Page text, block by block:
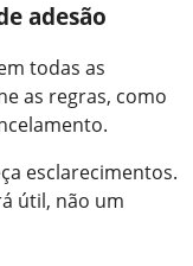
adesão
todas as
as regras, como
esclarecimentos.
útil, não um